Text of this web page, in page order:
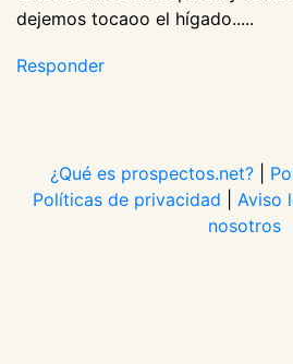
dejemos tocaoo el hígado.....
Responder
¿Qué es prospectos.net?
Políticas de privacidad
Aviso
nosotros